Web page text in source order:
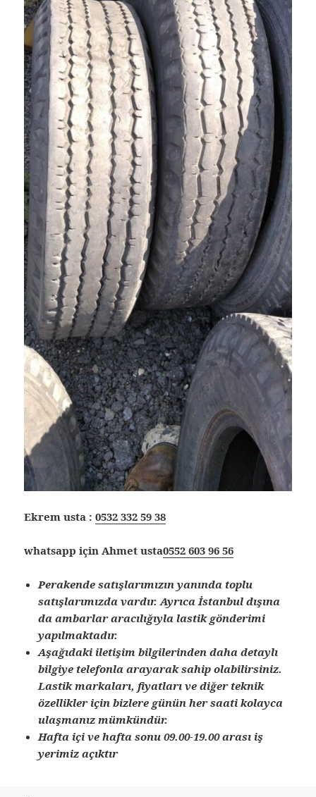
Ekrem usta :0532 332 59 38
whatsapp için Ahmet usta0552 603 96 56
Perakende satışlarımızın yanında toplu
satışlarımızda vardır. Ayrıca İstanbul dışına
da ambarlar aracılığıyla lastik gönderimi
yapılmaktadır.
Aşağıdaki iletişim bilgilerinden daha detaylı
bilgiye telefonla arayarak sahip olabilirsiniz.
Lastik markaları, fiyatları ve diğer teknik
özellikler için bizlere günün her saati kolayca
ulaşmanız mümkündür.
Hafta içi ve hafta sonu 09.00-19.00 arası iş
yerimiz açıktır